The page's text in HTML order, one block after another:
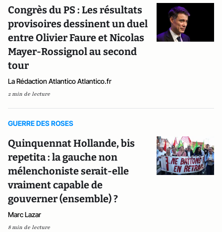
Congrès du PS : Les résultats
provisoires dessinent un duel
entre Olivier Faure et Nicolas
Mayer-Rossignol au second
tour
La Rédaction Atlantico Atlantico.fr
2 min de lecture
GUERRE DES ROSES
Quinquennat Hollande, bis
repetita : la gauche non
mélenchoniste serait-elle
vraiment capable de
gouverner (ensemble) ?
Marc Lazar
8 min de lecture